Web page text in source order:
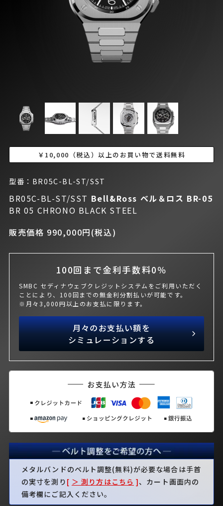
￥10,000（税込）以上のお買い物で送料無料
型番：BR05C-BL-ST/SST
BR05C-BL-ST/SST Bell&Ross ベル＆ロス BR-05
BR 05 CHRONO BLACK STEEL
販売価格 990,000円(税込)
100回まで金利手数料0％
SMBC セディナウェブクレジットシステムをご利用いただく
ことにより、100回までの無金利分割払いが可能です。
※月々3,000円以上のお支払に限ります。
月々のお支払い額を
シミュレーションする
メタルバンドのベルト調整(無料)が必要な場合は手首
の実寸を測り [ ＞ 測り方はこちら ]、カート画面内の
備考欄にご記入ください。